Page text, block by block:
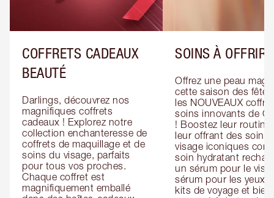
COFFRETS CADEAUX
BEAUTÉ
Darlings, découvrez nos
magnifiques coffrets
cadeaux ! Explorez notre
collection enchanteresse de
coffrets de maquillage et de
soins du visage, parfaits
pour tous vos proches.
Chaque coffret est
magnifiquement emballé
SOINS À OFFRIR
Offrez une peau
cette saison des fêtes
les NOUVEAUX
soins innovants de
! Boostez leur routine
leur offrant des soins
visage iconiques
soin hydratant
un sérum pour le
sérum pour les yeux,
kits de voyage et